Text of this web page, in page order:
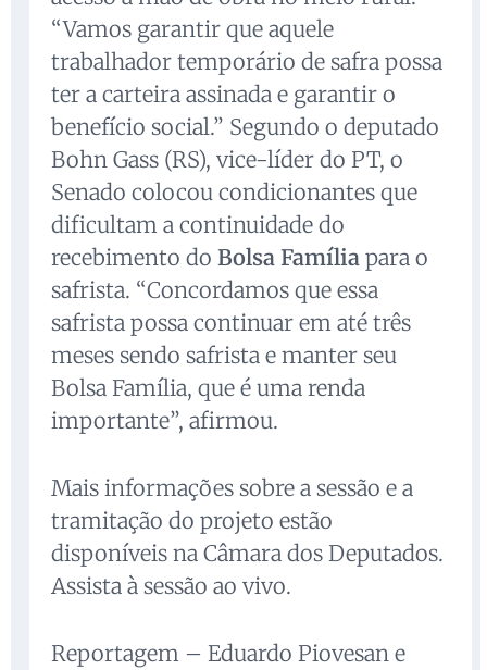
“Vamos garantir que aquele
trabalhador temporário de safra possa
ter a carteira assinada e garantir o
benefício social.” Segundo o deputado
Bohn Gass (RS), vice-líder do PT, o
Senado colocou condicionantes que
dificultam a continuidade do
recebimento do Bolsa Família para o
safrista. “Concordamos que essa
safrista possa continuar em até três
meses sendo safrista e manter seu
Bolsa Família, que é uma renda
importante”, afirmou.
Mais informações sobre a sessão e a
tramitação do projeto estão
disponíveis na Câmara dos Deputados.
Assista à sessão ao vivo.
Reportagem – Eduardo Piovesan e